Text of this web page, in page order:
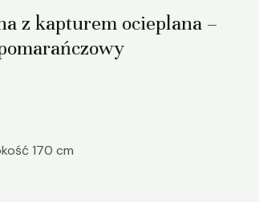
z kapturem ocieplana –
170 cm